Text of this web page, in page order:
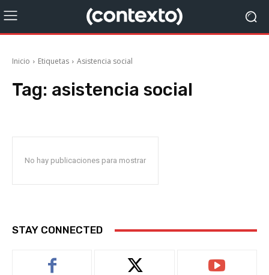
Inicio Etiquetas Asistencia social
Tag: asistencia social
No hay publicaciones para mostrar
STAY CONNECTED